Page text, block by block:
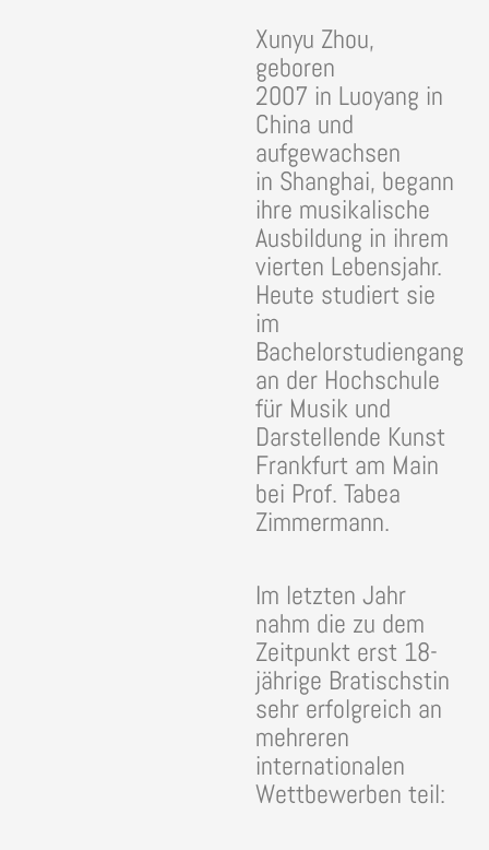
Xunyu Zhou,
geboren
2007 in Luoyang in
China und
aufgewachsen
in Shanghai, begann
ihre musikalische
Ausbildung in ihrem
vierten Lebensjahr.
Heute studiert sie
im
Bachelorstudiengang
an der Hochschule
für Musik und
Darstellende Kunst
Frankfurt am Main
bei Prof. Tabea
Zimmermann.
Im letzten Jahr
nahm die zu dem
Zeitpunkt erst 18-
jährige Bratischstin
sehr erfolgreich an
mehreren
internationalen
Wettbewerben teil: